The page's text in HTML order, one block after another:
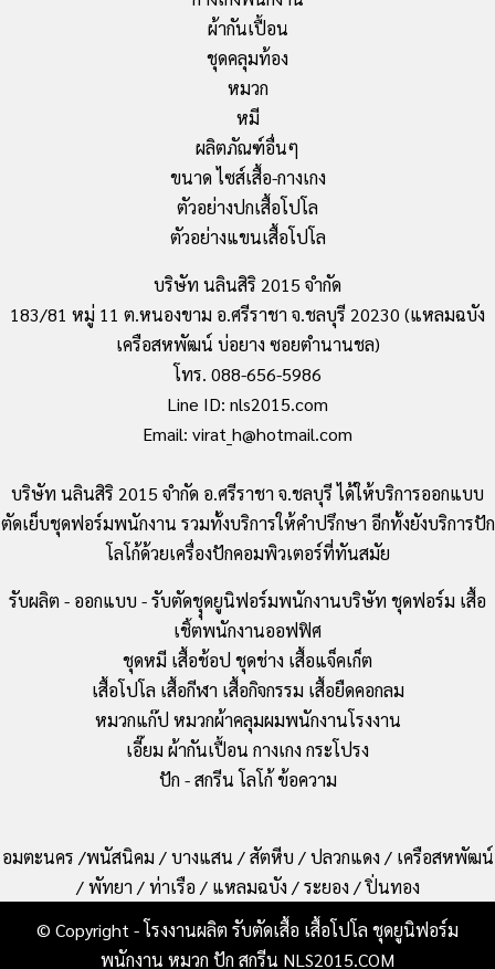
ผ้ากันเปื้อน
ชุดคลุมท้อง
หมวก
หมี
ผลิตภัณฑ์อื่นๆ
ขนาด ไซส์เสื้อ-กางเกง
ตัวอย่างปกเสื้อโปโล
ตัวอย่างแขนเสื้อโปโล
บริษัท นลินสิริ 2015 จำกัด
183/81 หมู่ 11 ต.หนองขาม อ.ศรีราชา จ.ชลบุรี 20230 (แหลมฉบัง
เครือสหพัฒน์ บ่อยาง ซอยตำนานชล)
โทร. 088-656-5986
Line ID: nls2015.com
Email: virat_h@hotmail.com
บริษัท นลินสิริ 2015 จำกัด อ.ศรีราชา จ.ชลบุรี ได้ให้บริการออกแบบ
ตัดเย็บชุดฟอร์มพนักงาน รวมทั้งบริการให้คำปรึกษา อีกทั้งยังบริการปัก
โลโก้ด้วยเครื่องปักคอมพิวเตอร์ที่ทันสมัย
รับผลิต - ออกแบบ - รับตัดชุุดยูนิฟอร์มพนักงานบริษัท ชุดฟอร์ม เสื้อ
เชิ้ตพนักงานออฟฟิศ
ชุดหมี เสื้อช้อป ชุดช่าง เสื้อแจ็คเก็ต
เสื้อโปโล เสื้อกีฬา เสื้อกิจกรรม เสื้อยืดคอกลม
หมวกแก๊ป หมวกผ้าคลุมผมพนักงานโรงงาน
เอี๊ยม ผ้ากันเปื้อน กางเกง กระโปรง
ปัก - สกรีน โลโก้ ข้อความ
อมตะนคร /พนัสนิคม / บางแสน / สัตหีบ / ปลวกแดง / เครือสหพัฒน์
/ พัทยา / ท่าเรือ / แหลมฉบัง / ระยอง / ปิ่นทอง
© Copyright - โรงงานผลิต รับตัดเสื้อ เสื้อโปโล ชุดยูนิฟอร์ม
พนักงาน หมวก ปัก สกรีน NLS2015.COM